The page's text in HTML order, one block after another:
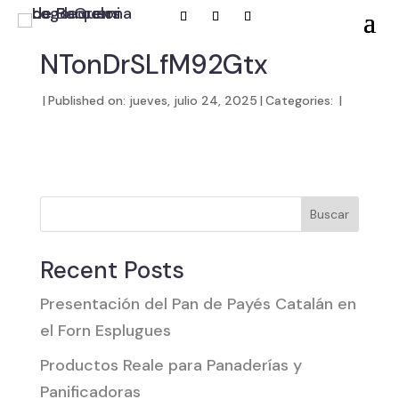
NTonDrSLfM92Gtx
| Published on: jueves, julio 24, 2025 | Categories: |
Buscar
Recent Posts
Presentación del Pan de Payés Catalán en
el Forn Esplugues
Productos Reale para Panaderías y
Panificadoras